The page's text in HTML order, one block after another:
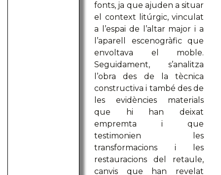
fonts, ja que ajuden a situar
el context litúrgic, vinculat
a l’espai de l’altar major i a
l’aparell escenogràfic que
envoltava el moble.
Seguidament, s’analitza
l’obra des de la tècnica
constructiva i també des de
les evidències materials
que hi han deixat
empremta i que
testimonien les
transformacions i les
restauracions del retaule,
canvis que han revelat